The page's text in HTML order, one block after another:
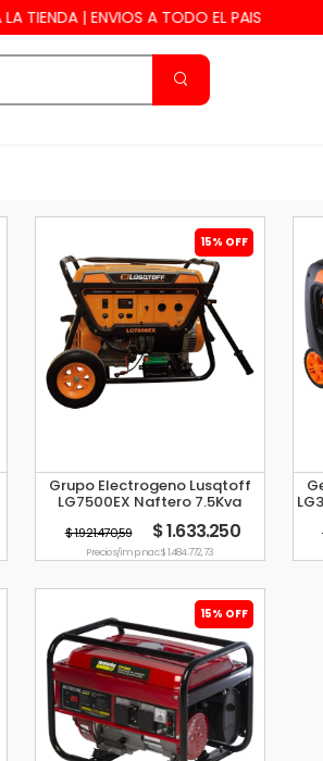
| ENVIOS A TODO EL PAIS
15% OFF
Grupo Electrogeno Lusqtoff
LG7500EX Naftero 7.5Kva
6500W Monofásico
$ 1.921.470,59 $ 1.633.250
Precio s/imp. nac. $ 1.484.772,73
15% OFF